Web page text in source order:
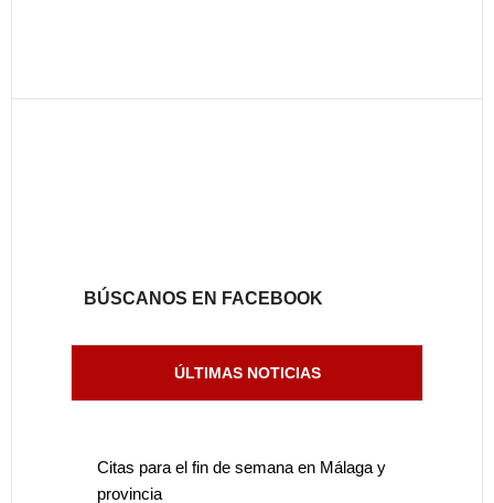
BÚSCANOS EN FACEBOOK
ÚLTIMAS NOTICIAS
Citas para el fin de semana en Málaga y
provincia